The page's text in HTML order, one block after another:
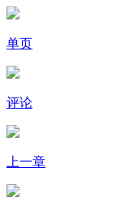
单页
评论
上一章